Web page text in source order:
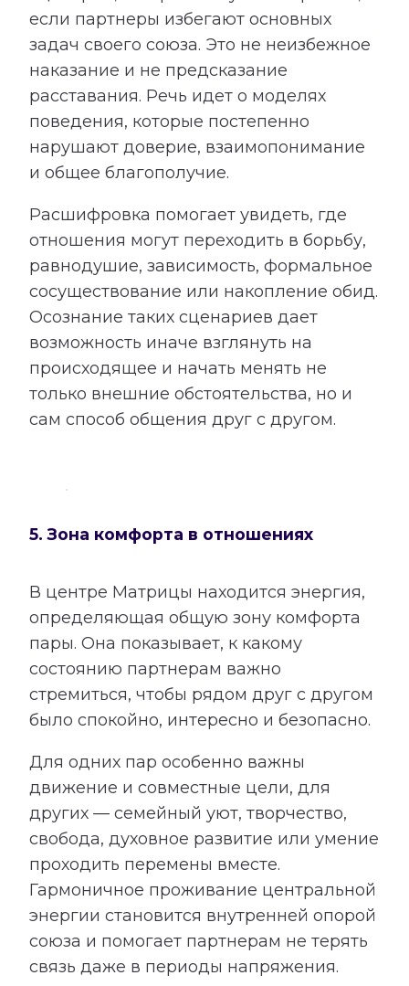
если партнеры избегают основных
задач своего союза. Это не неизбежное
наказание и не предсказание
расставания. Речь идет о моделях
поведения, которые постепенно
нарушают доверие, взаимопонимание
и общее благополучие.
Расшифровка помогает увидеть, где
отношения могут переходить в борьбу,
равнодушие, зависимость, формальное
сосуществование или накопление обид.
Осознание таких сценариев дает
возможность иначе взглянуть на
происходящее и начать менять не
только внешние обстоятельства, но и
сам способ общения друг с другом.
5. Зона комфорта в отношениях
В центре Матрицы находится энергия,
определяющая общую зону комфорта
пары. Она показывает, к какому
состоянию партнерам важно
стремиться, чтобы рядом друг с другом
было спокойно, интересно и безопасно.
Для одних пар особенно важны
движение и совместные цели, для
других — семейный уют, творчество,
свобода, духовное развитие или умение
проходить перемены вместе.
Гармоничное проживание центральной
энергии становится внутренней опорой
союза и помогает партнерам не терять
связь даже в периоды напряжения.